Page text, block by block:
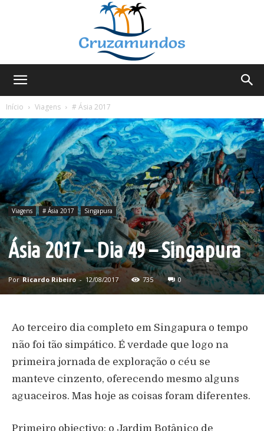
Início
Viagens # Ásia 2017
Viagens # Ásia 2017 Singapura
Ásia 2017 – Dia 49 – Singapura
Por Ricardo Ribeiro - 12/08/2017 735 0
Ao terceiro dia completo em Singapura o tempo
não foi tão simpático. É verdade que logo na
primeira jornada de exploração o céu se
manteve cinzento, oferecendo mesmo alguns
aguaceiros. Mas hoje as coisas foram diferentes.
Primeiro objectivo: o Jardim Botânico de